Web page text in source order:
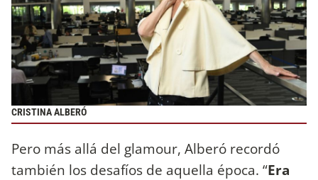
CRISTINA ALBERÓ
Pero más allá del glamour, Alberó recordó
también los desafíos de aquella época. “Era